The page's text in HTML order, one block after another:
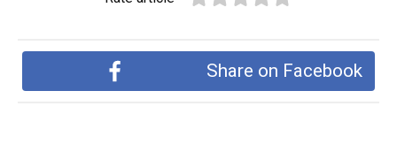
Share on Facebook